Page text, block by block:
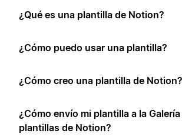
¿Qué es una plantilla de Notion?
¿Cómo puedo usar una plantilla?
¿Cómo creo una plantilla de Notion?
¿Cómo envío mi plantilla a la
plantillas de Notion?